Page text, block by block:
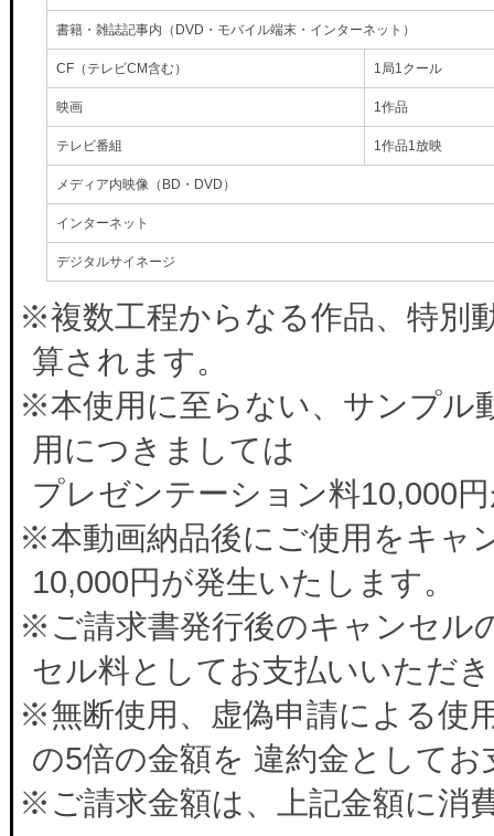
書籍・雑誌記事内（DVD・モバイル端末・インターネット）
CF（テレビCM含む） 1局1クール
映画 1作品
テレビ番組 1作品1放映
メディア内映像（BD・DVD）
インターネット
デジタルサイネージ
※複数工程からなる作品、特別
算されます。
※本使用に至らない、サンプル
用につきましては
プレゼンテーション料10,000
※本動画納品後にご使用をキャ
10,000円が発生いたします。
※ご請求書発行後のキャンセル
セル料としてお支払いいただ
※無断使用、虚偽申請による使
の5倍の金額を 違約金として
※ご請求金額は、上記金額に消